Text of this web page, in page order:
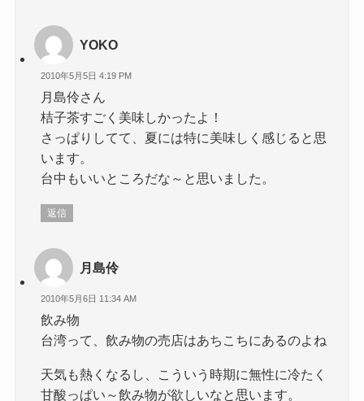
YOKO
2010年5月5日 4:19 PM
月島伶さん
桔子茶すごく美味しかったよ！
さっぱりしてて、夏には特に美味しく感じると思
います。
台中もいいところだな～と思いました。
返信
月島伶
2010年5月6日 11:34 AM
飲み物
台湾って、飲み物の売店はあちこちにあるのよね
天気も熱くなるし、こういう時期に無性に冷たく
甘酸っぱい～飲み物が欲しいなと思います。